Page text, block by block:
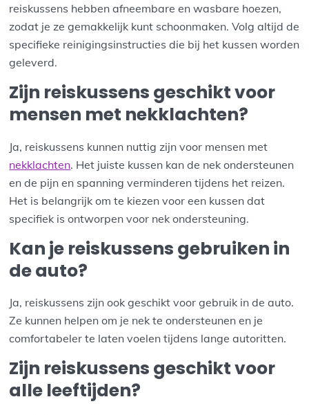
reiskussens hebben afneembare en wasbare hoezen,
zodat je ze gemakkelijk kunt schoonmaken. Volg altijd de
specifieke reinigingsinstructies die bij het kussen worden
geleverd.
Zijn reiskussens geschikt voor
mensen met nekklachten?
Ja, reiskussens kunnen nuttig zijn voor mensen met
nekklachten. Het juiste kussen kan de nek ondersteunen
en de pijn en spanning verminderen tijdens het reizen.
Het is belangrijk om te kiezen voor een kussen dat
specifiek is ontworpen voor nek ondersteuning.
Kan je reiskussens gebruiken in
de auto?
Ja, reiskussens zijn ook geschikt voor gebruik in de auto.
Ze kunnen helpen om je nek te ondersteunen en je
comfortabeler te laten voelen tijdens lange autoritten.
Zijn reiskussens geschikt voor
alle leeftijden?